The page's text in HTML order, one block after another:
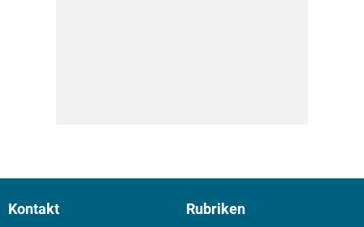
Kontakt Rubriken